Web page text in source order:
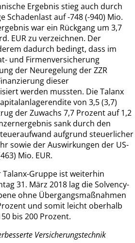
Ergebnis stieg auch durch
Schadenlast auf -748 (-940) Mio.
war ein Rückgang um 3,7
EUR zu verzeichnen. Der
dadurch bedingt, dass im
und Firmenversicherung
der Neuregelung der ZZR
dieser
werden mussten. Die Talanx
von 3,5 (3,7)
der Zuwachs 7,7 Prozent auf 1,2
sank durch den
aufgrund steuerlicher
sowie der Auswirkungen der US-
Mio. EUR.
Gruppe ist weiterhin
31. März 2018 lag die Solvency-
ohne Übergangsmaßnahmen
und somit leicht oberhalb
bis 200 Prozent.
Versicherungstechnik